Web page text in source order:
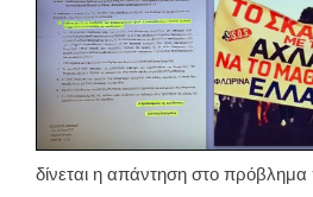
δίνεται η απάντηση στο